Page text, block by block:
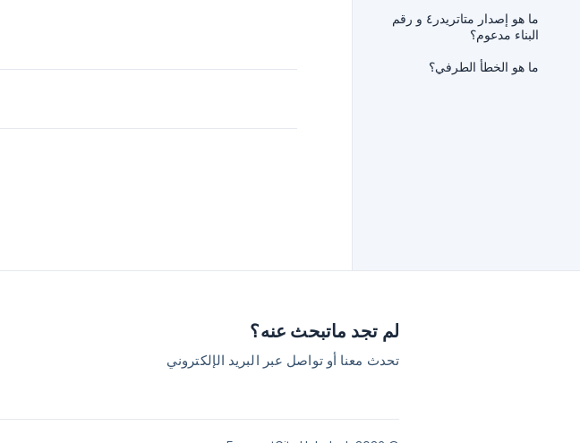
ما هو إصدار متاتریدر٤ و رقم
البناء مدعوم؟
ما هو الخطأ الطرفي؟
لم تجد ماتبحث عنه؟
تحدث معنا أو تواصل عبر البريد الإلكتروني